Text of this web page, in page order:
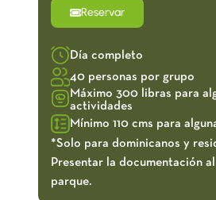
Reservar
Día completo
40 personas por grupo
Máximo 300 libras para
actividades
Mínimo 110 cms para
*Solo para dominicanos y
Presentar la documentación
parque.